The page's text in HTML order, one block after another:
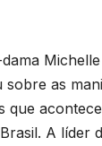
as
que
A líder